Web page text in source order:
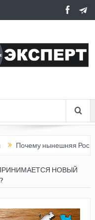
нынешняя Россия
НОВЫЙ